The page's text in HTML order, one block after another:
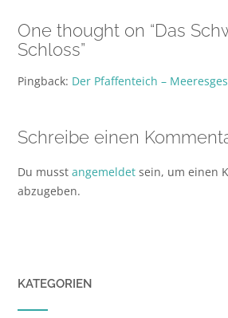
One thought on “Das
Schloss”
Pingback: Der Pfaffenteich –
Schreibe einen
Du musst angemeldet sein, um einen
abzugeben.
KATEGORIEN